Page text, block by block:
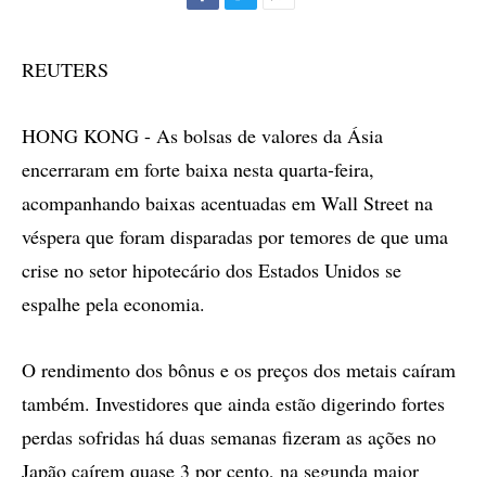
REUTERS
HONG KONG - As bolsas de valores da Ásia
encerraram em forte baixa nesta quarta-feira,
acompanhando baixas acentuadas em Wall Street na
véspera que foram disparadas por temores de que uma
crise no setor hipotecário dos Estados Unidos se
espalhe pela economia.
O rendimento dos bônus e os preços dos metais caíram
também. Investidores que ainda estão digerindo fortes
perdas sofridas há duas semanas fizeram as ações no
Japão caírem quase 3 por cento, na segunda maior